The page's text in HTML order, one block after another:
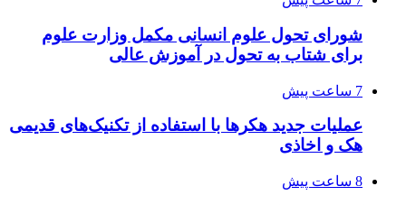
شورای تحول علوم انسانی مکمل وزارت علوم
برای شتاب به تحول در آموزش عالی
7 ساعت پیش
عملیات جدید هکرها با استفاده از تکنیک‌های قدیمی
هک و اخاذی
8 ساعت پیش